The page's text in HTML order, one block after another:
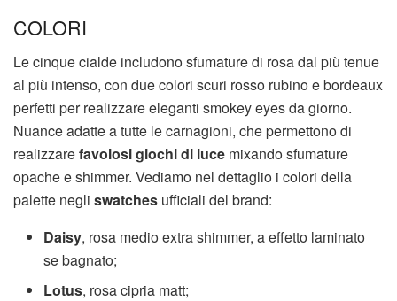
COLORI
Le cinque cialde includono sfumature di rosa dal più tenue
al più intenso, con due colori scuri rosso rubino e bordeaux
perfetti per realizzare eleganti smokey eyes da giorno.
Nuance adatte a tutte le carnagioni, che permettono di
realizzarefavolosi giochi di luce mixando sfumature
opache e shimmer. Vediamo nel dettaglio i colori della
palette negli swatches ufficiali del brand:
Daisy, rosa medio extra shimmer, a effetto laminato
se bagnato;
Lotus, rosa cipria matt;